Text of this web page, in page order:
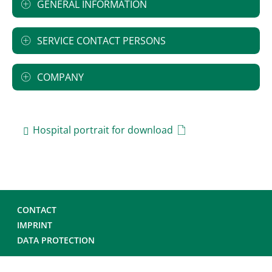
GENERAL INFORMATION
SERVICE CONTACT PERSONS
COMPANY
Hospital portrait for download
CONTACT
IMPRINT
DATA PROTECTION